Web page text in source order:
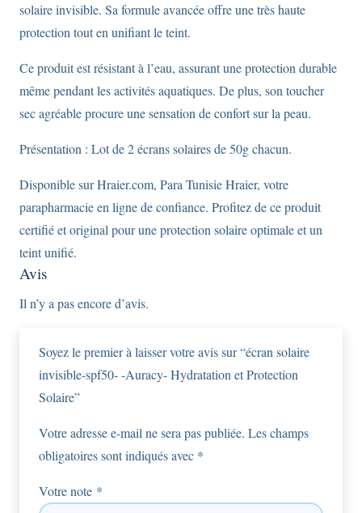
solaire invisible. Sa formule avancée offre une très haute
protection tout en unifiant le teint.
Ce produit est résistant à l’eau, assurant une protection durable
même pendant les activités aquatiques. De plus, son toucher
sec agréable procure une sensation de confort sur la peau.
Présentation : Lot de 2 écrans solaires de 50g chacun.
Disponible sur Hraier.com, Para Tunisie Hraier, votre
parapharmacie en ligne de confiance. Profitez de ce produit
certifié et original pour une protection solaire optimale et un
teint unifié.
Avis
Il n’y a pas encore d’avis.
Soyez le premier à laisser votre avis sur “écran solaire
invisible-spf50- -Auracy- Hydratation et Protection
Solaire”
Votre adresse e-mail ne sera pas publiée. Les champs
obligatoires sont indiqués avec *
Votre note *